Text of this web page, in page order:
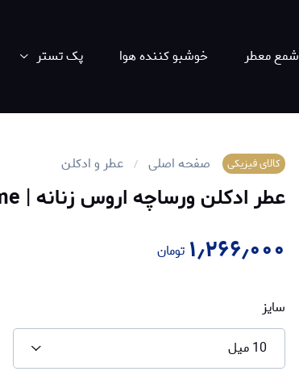
شمع معطر خوشبو کننده هوا پک تستر
کالای فیزیکی صفحه اصلی عطر و ادکلن
عطر ادکلن ورساچه اروس زنانه | Versace Eros Pour Femme
۱٫۲۶۶٫۰۰۰ تومان
سایز
10 میل